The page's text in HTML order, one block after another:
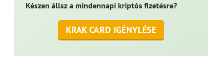
Készen állsz a mindennapi kriptós fizetésre?
KRAK CARD IGÉNYLÉSE